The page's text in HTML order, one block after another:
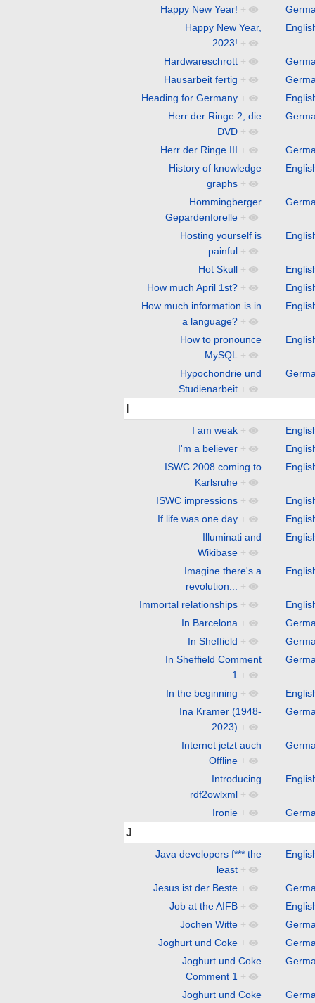
Happy New Year! +
Happy New Year,
2023! +
Hardwareschrott +
Hausarbeit fertig +
Heading for Germany +
Herr der Ringe 2, die
DVD +
Herr der Ringe III +
History of knowledge
graphs +
Hommingberger
Gepardenforelle +
Hosting yourself is
painful +
Hot Skull +
How much April 1st? +
How much information is in
a language? +
How to pronounce
MySQL
+
Hypochondrie und
Studienarbeit +
I
I am weak +
I'm a believer +
ISWC 2008 coming to
Karlsruhe +
ISWC impressions +
If life was one day +
Illuminati and
Wikibase +
Imagine there's a
revolution...
+
Immortal relationships +
In Barcelona +
In Sheffield +
In Sheffield Comment
1 +
In the beginning +
Ina Kramer (1948-
2023) +
Internet jetzt auch
Offline +
Introducing
rdf2owlxml +
Ironie +
J
Java developers f*** the
least +
Jesus ist der Beste +
Job at the AIFB +
Jochen Witte +
Joghurt und Coke +
Joghurt und Coke
Comment 1 +
Joghurt und Coke